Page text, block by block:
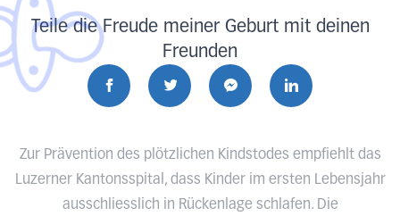
Teile die Freude meiner Geburt mit deinen
Freunden
Zur Prävention des plötzlichen Kindstodes empfiehlt das
Luzerner Kantonsspital, dass Kinder im ersten Lebensjahr
ausschliesslich in Rückenlage schlafen. Die